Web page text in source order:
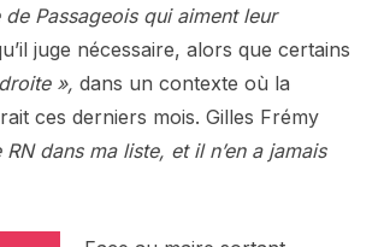
Passageois qui aiment leur
juge nécessaire, alors que certains
», dans un contexte où la
ces derniers mois. Gilles Frémy
RN dans ma liste, et il n’en a jamais